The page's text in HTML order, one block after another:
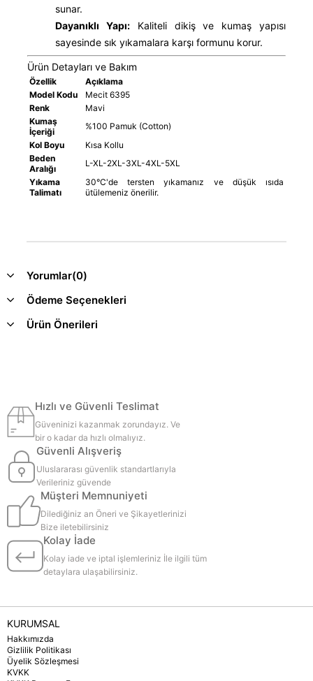
sunar.
Dayanıklı Yapı:Kaliteli dikiş ve kumaş yapısı
sayesinde sık yıkamalara karşı formunu korur.
Ürün Detayları ve Bakım
Özellik
Açıklama
Model Kodu
Mecit 6395
Renk
Mavi
Kumaş
İçeriği
%100 Pamuk (Cotton)
Kol Boyu
Kısa Kollu
Beden
Aralığı
L-XL-2XL-3XL-4XL-5XL
Yıkama
Talimatı
30°C'de tersten yıkamanız ve düşük ısıda
ütülemeniz önerilir.
Yorumlar(0)
Ödeme Seçenekleri
Ürün Önerileri
Hızlı ve Güvenli Teslimat
Güveninizi kazanmak zorundayız. Ve
bir o kadar da hızlı olmalıyız.
Güvenli Alışveriş
Uluslararası güvenlik standartlarıyla
Verileriniz güvende
Müşteri Memnuniyeti
Dilediğiniz an Öneri ve Şikayetlerinizi
Bize iletebilirsiniz
Kolay İade
Kolay iade ve iptal işlemleriniz İle ilgili tüm
detaylara ulaşabilirsiniz.
KURUMSAL
Hakkımızda
Gizlilik Politikası
Üyelik Sözleşmesi
KVKK